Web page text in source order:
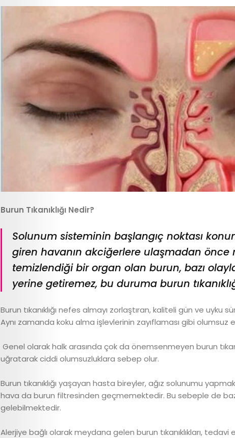
Burun Tıkanıklığı Nedir?
Solunum sisteminin başlangıç noktası
giren havanın akciğerlere ulaşmadan önce
temizlendiği bir organ olan burun, bazı
yerine getiremez, bu duruma burun
Burun tıkanıklığı nefes almayı zorlaştıran, kaliteli gün ve uyku
Aynı zamanda koku alma işlevlerinin zayıflaması gibi olumsuz
Genel olarak halk arasında çok da önemsenmeyen burun
uğratarak ciddi olumsuzluklara sebep olur.
Burun tıkanıklığı yaşayan hasta bireyler, ağız solunumu
hava da burun filtresinden geçmemektedir. Bu sebeple de
gelebilmektedir.
Alerjiye bağlı olarak meydana gelen burun tıkanıklıkları,